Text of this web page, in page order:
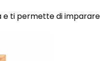
ti permette di